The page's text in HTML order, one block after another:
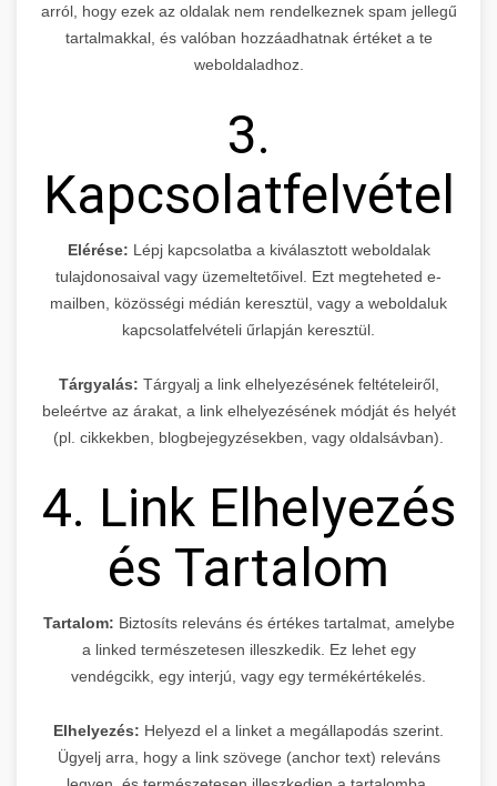
arról, hogy ezek az oldalak nem rendelkeznek spam jellegű
tartalmakkal, és valóban hozzáadhatnak értéket a te
weboldaladhoz.
3.
Kapcsolatfelvétel
Elérése: Lépj kapcsolatba a kiválasztott weboldalak
tulajdonosaival vagy üzemeltetőivel. Ezt megteheted e-
mailben, közösségi médián keresztül, vagy a weboldaluk
kapcsolatfelvételi űrlapján keresztül.
Tárgyalás: Tárgyalj a link elhelyezésének feltételeiről,
beleértve az árakat, a link elhelyezésének módját és helyét
(pl. cikkekben, blogbejegyzésekben, vagy oldalsávban).
4. Link Elhelyezés
és Tartalom
Tartalom: Biztosíts releváns és értékes tartalmat, amelybe
a linked természetesen illeszkedik. Ez lehet egy
vendégcikk, egy interjú, vagy egy termékértékelés.
Elhelyezés: Helyezd el a linket a megállapodás szerint.
Ügyelj arra, hogy a link szövege (anchor text) releváns